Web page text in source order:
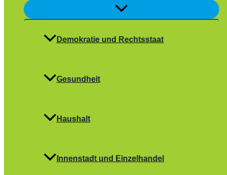
Menü
Demokratie und Rechtsstaat
Gesundheit
Haushalt
Innenstadt und Einzelhandel